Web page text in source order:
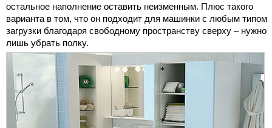
остальное наполнение оставить неизменным. Плюс такого
варианта в том, что он подходит для машинки с любым типом
загрузки благодаря свободному пространству сверху – нужно
лишь убрать полку.